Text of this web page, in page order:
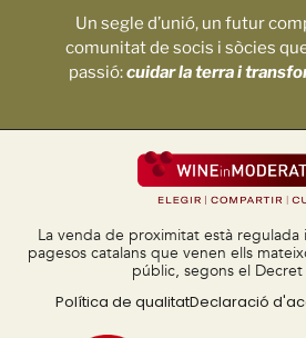
Un segle d’unió, un futur
comunitat de socis i sòcies
passió:cuidar la terra i
La venda de proximitat està
pagesos catalans que venen ells
públic, segons el
Política de qualitatDeclaració